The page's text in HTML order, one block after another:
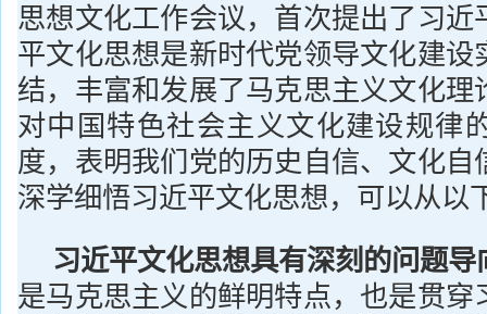
思想文化工作会议，首次提出了习近
平文化思想是新时代党领导文化建设
结，丰富和发展了马克思主义文化理
对中国特色社会主义文化建设规律
度，表明我们党的历史自信、文化自
深学细悟习近平文化思想，可以从以
习近平文化思想具有深刻的问题导
是马克思主义的鲜明特点，也是贯穿